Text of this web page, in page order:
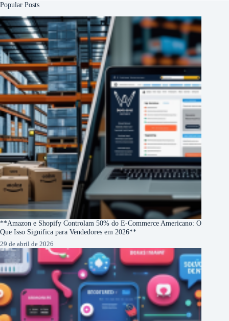
Popular Posts
**Amazon e Shopify Controlam 50% do E-Commerce Americano: O
Que Isso Significa para Vendedores em 2026**
29 de abril de 2026